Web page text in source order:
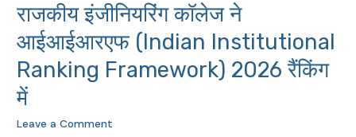
राजकीय इंजीनियरिंग कॉलेज ने
आईआईआरएफ (Indian Institutional
Ranking Framework) 2026 रैंकिंग
में
Leave a Comment
राजकीय
इंजीनियरिंग
कॉलेज
ने
आईआईआरएफ
(Indian
Institutional